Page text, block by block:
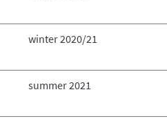
winter 2020/21
summer 2021